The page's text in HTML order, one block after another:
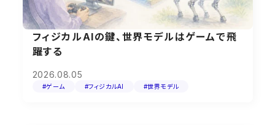
フィジカルAIの鍵、世界モデルはゲームで飛
躍する
2026.08.05
#ゲーム #フィジカルAI #世界モデル